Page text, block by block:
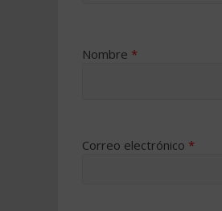
Nombre *
Correo electrónico *